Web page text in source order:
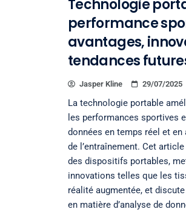
Technologie
performance
avantages,
tendances
Jasper Kline 29/07/2025
La technologie portable
les performances sportives
données en temps réel et
de l’entraînement. Cet
des dispositifs portables,
innovations telles que les
réalité augmentée, et
en matière d’analyse de